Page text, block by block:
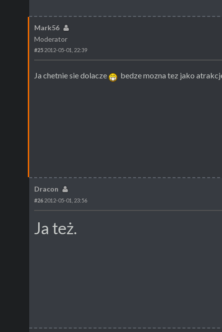
Mark56
Moderator
#25 2012-05-01, 22:39
Ja chetnie sie dolacze bedze mozna tez jako
Dracon
#26 2012-05-01, 23:56
Ja też.